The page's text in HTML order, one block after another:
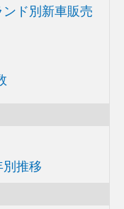
ンド別新車販売
別推移